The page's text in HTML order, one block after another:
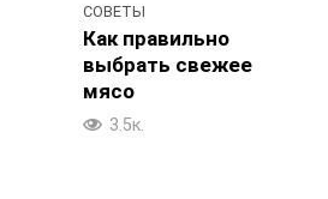
СОВЕТЫ
Как правильно
выбрать свежее
мясо
3.5к.